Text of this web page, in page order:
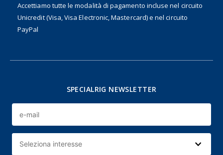
Accettiamo tutte le modalità di pagamento incluse nel circuito
Unicredit (Visa, Visa Electronic, Mastercard) e nel circuito
PayPal
SPECIALRIG NEWSLETTER